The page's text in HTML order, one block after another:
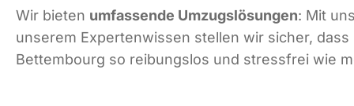
Wir bieten umfassende Umzugslösungen: Mit
unserem Expertenwissen stellen wir sicher, dass
Bettembourg so reibungslos und stressfrei wie